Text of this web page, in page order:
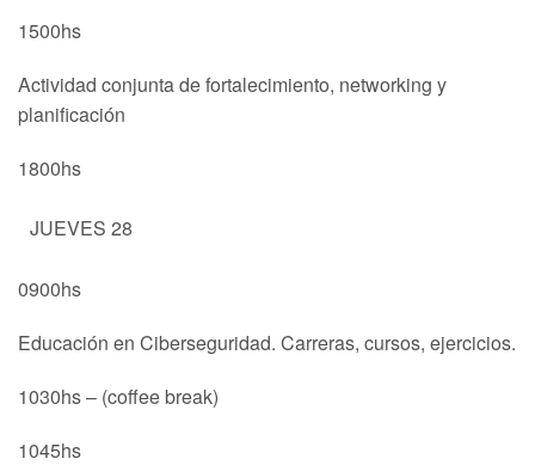
1500hs
Actividad conjunta de fortalecimiento, networking y
planificación
1800hs
JUEVES 28
0900hs
Educación en Ciberseguridad. Carreras, cursos, ejercicios.
1030hs – (coffee break)
1045hs